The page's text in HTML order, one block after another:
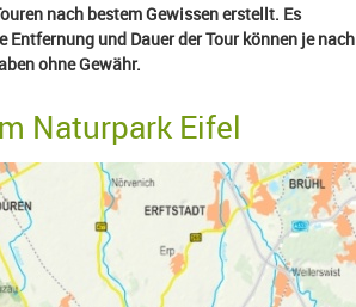
nach bestem Gewissen erstellt. Es
und Dauer der Tour können je nach
ohne Gewähr.
Naturpark Eifel